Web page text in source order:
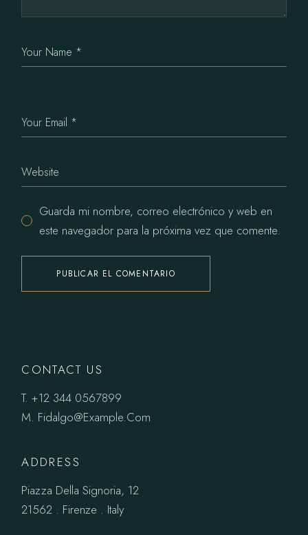
Guarda mi nombre, correo electrónico y web en
este navegador para la próxima vez que comente.
PUBLICAR EL COMENTARIO
CONTACT US
T.+12 344 0567899
M. Fidalgo@Example.Com
ADDRESS
Piazza Della Signoria, 12
21562 . Firenze . Italy